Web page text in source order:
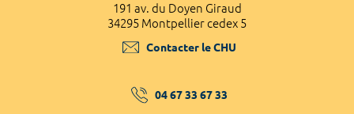
191 av. du Doyen Giraud
34295 Montpellier cedex 5
Contacter le CHU
04 67 33 67 33